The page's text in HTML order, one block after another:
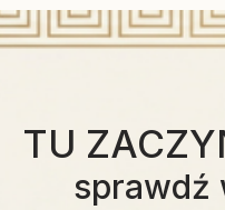
TU
sprawdź